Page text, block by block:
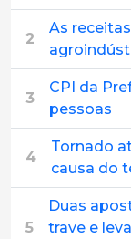
2
As
3
CPI da
pessoas
4
Tornado
causa do
5
Duas
trave e